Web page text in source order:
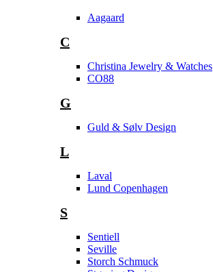
Aagaard
C
Christina Jewelry & Watches
CO88
G
Guld & Sølv Design
L
Laval
Lund Copenhagen
S
Sentiell
Seville
Storch Schmuck